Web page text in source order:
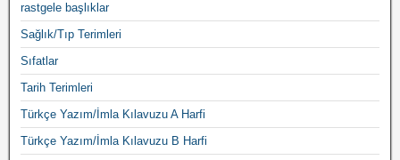
rastgele başlıklar
Sağlık/Tıp Terimleri
Sıfatlar
Tarih Terimleri
Türkçe Yazım/İmla Kılavuzu A Harfi
Türkçe Yazım/İmla Kılavuzu B Harfi